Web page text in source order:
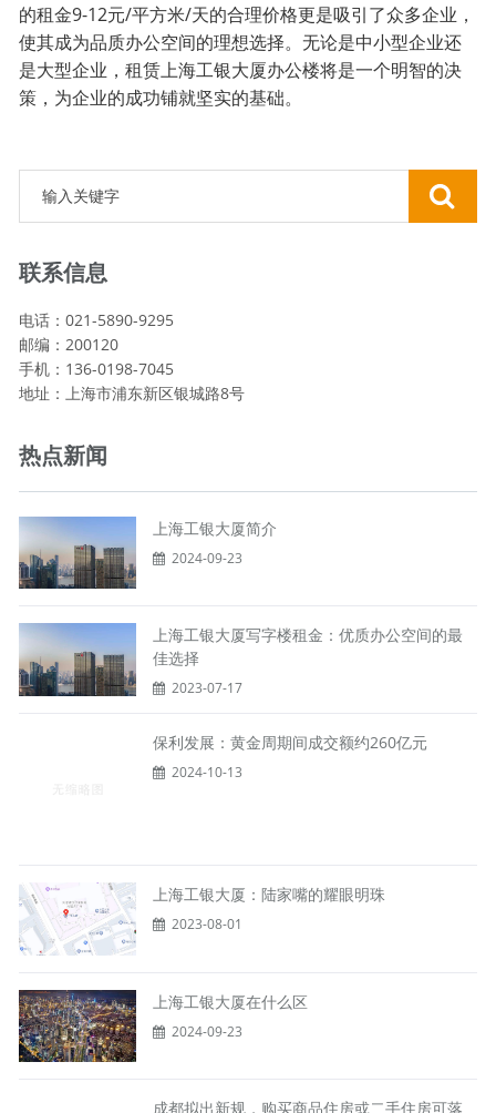
的租金9-12元/平方米/天的合理价格更是吸引了众多企业，
使其成为品质办公空间的理想选择。无论是中小型企业还
是大型企业，租赁上海工银大厦办公楼将是一个明智的决
策，为企业的成功铺就坚实的基础。
联系信息
电话：021-5890-9295
邮编：200120
手机：136-0198-7045
地址：上海市浦东新区银城路8号
热点新闻
上海工银大厦简介
2024-09-23
上海工银大厦写字楼租金：优质办公空间的最
佳选择
2023-07-17
保利发展：黄金周期间成交额约260亿元
2024-10-13
上海工银大厦：陆家嘴的耀眼明珠
2023-08-01
上海工银大厦在什么区
2024-09-23
成都拟出新规，购买商品住房或二手住房可落